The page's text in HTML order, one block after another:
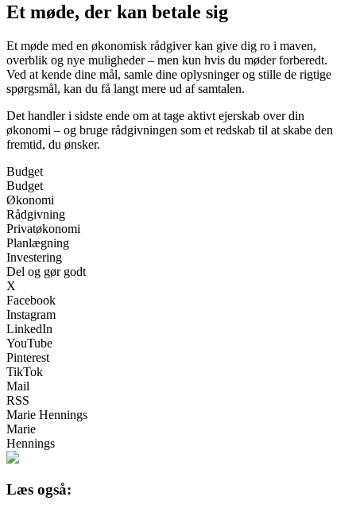
Et møde, der kan betale sig
Et møde med en økonomisk rådgiver kan give dig ro i maven,
overblik og nye muligheder – men kun hvis du møder forberedt.
Ved at kende dine mål, samle dine oplysninger og stille de rigtige
spørgsmål, kan du få langt mere ud af samtalen.
Det handler i sidste ende om at tage aktivt ejerskab over din
økonomi – og bruge rådgivningen som et redskab til at skabe den
fremtid, du ønsker.
Budget
Budget
Økonomi
Rådgivning
Privatøkonomi
Planlægning
Investering
Del og gør godt
X
Facebook
Instagram
LinkedIn
YouTube
Pinterest
TikTok
Mail
RSS
Marie Hennings
Marie
Hennings
Læs også: